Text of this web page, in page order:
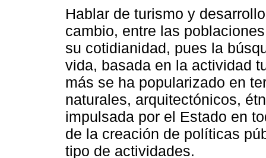
Hablar de turismo y
cambio, entre las
su cotidianidad, pues la
vida, basada en la actividad
más se ha popularizado en
naturales, arquitectónicos,
impulsada por el Estado en
de la creación de políticas
tipo de actividades.